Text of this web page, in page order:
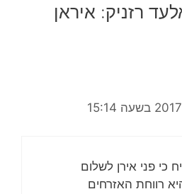
על “אלעד רזניק: איראן
כי פני אירן לשלום
רווחת האזרחים